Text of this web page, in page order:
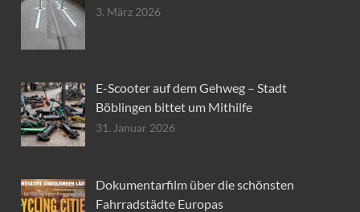
3. März 2026
E-Scooter auf dem Gehweg – Stadt
Böblingen bittet um Mithilfe
31. Januar 2026
Dokumentarfilm über die schönsten
Fahrradstädte Europas